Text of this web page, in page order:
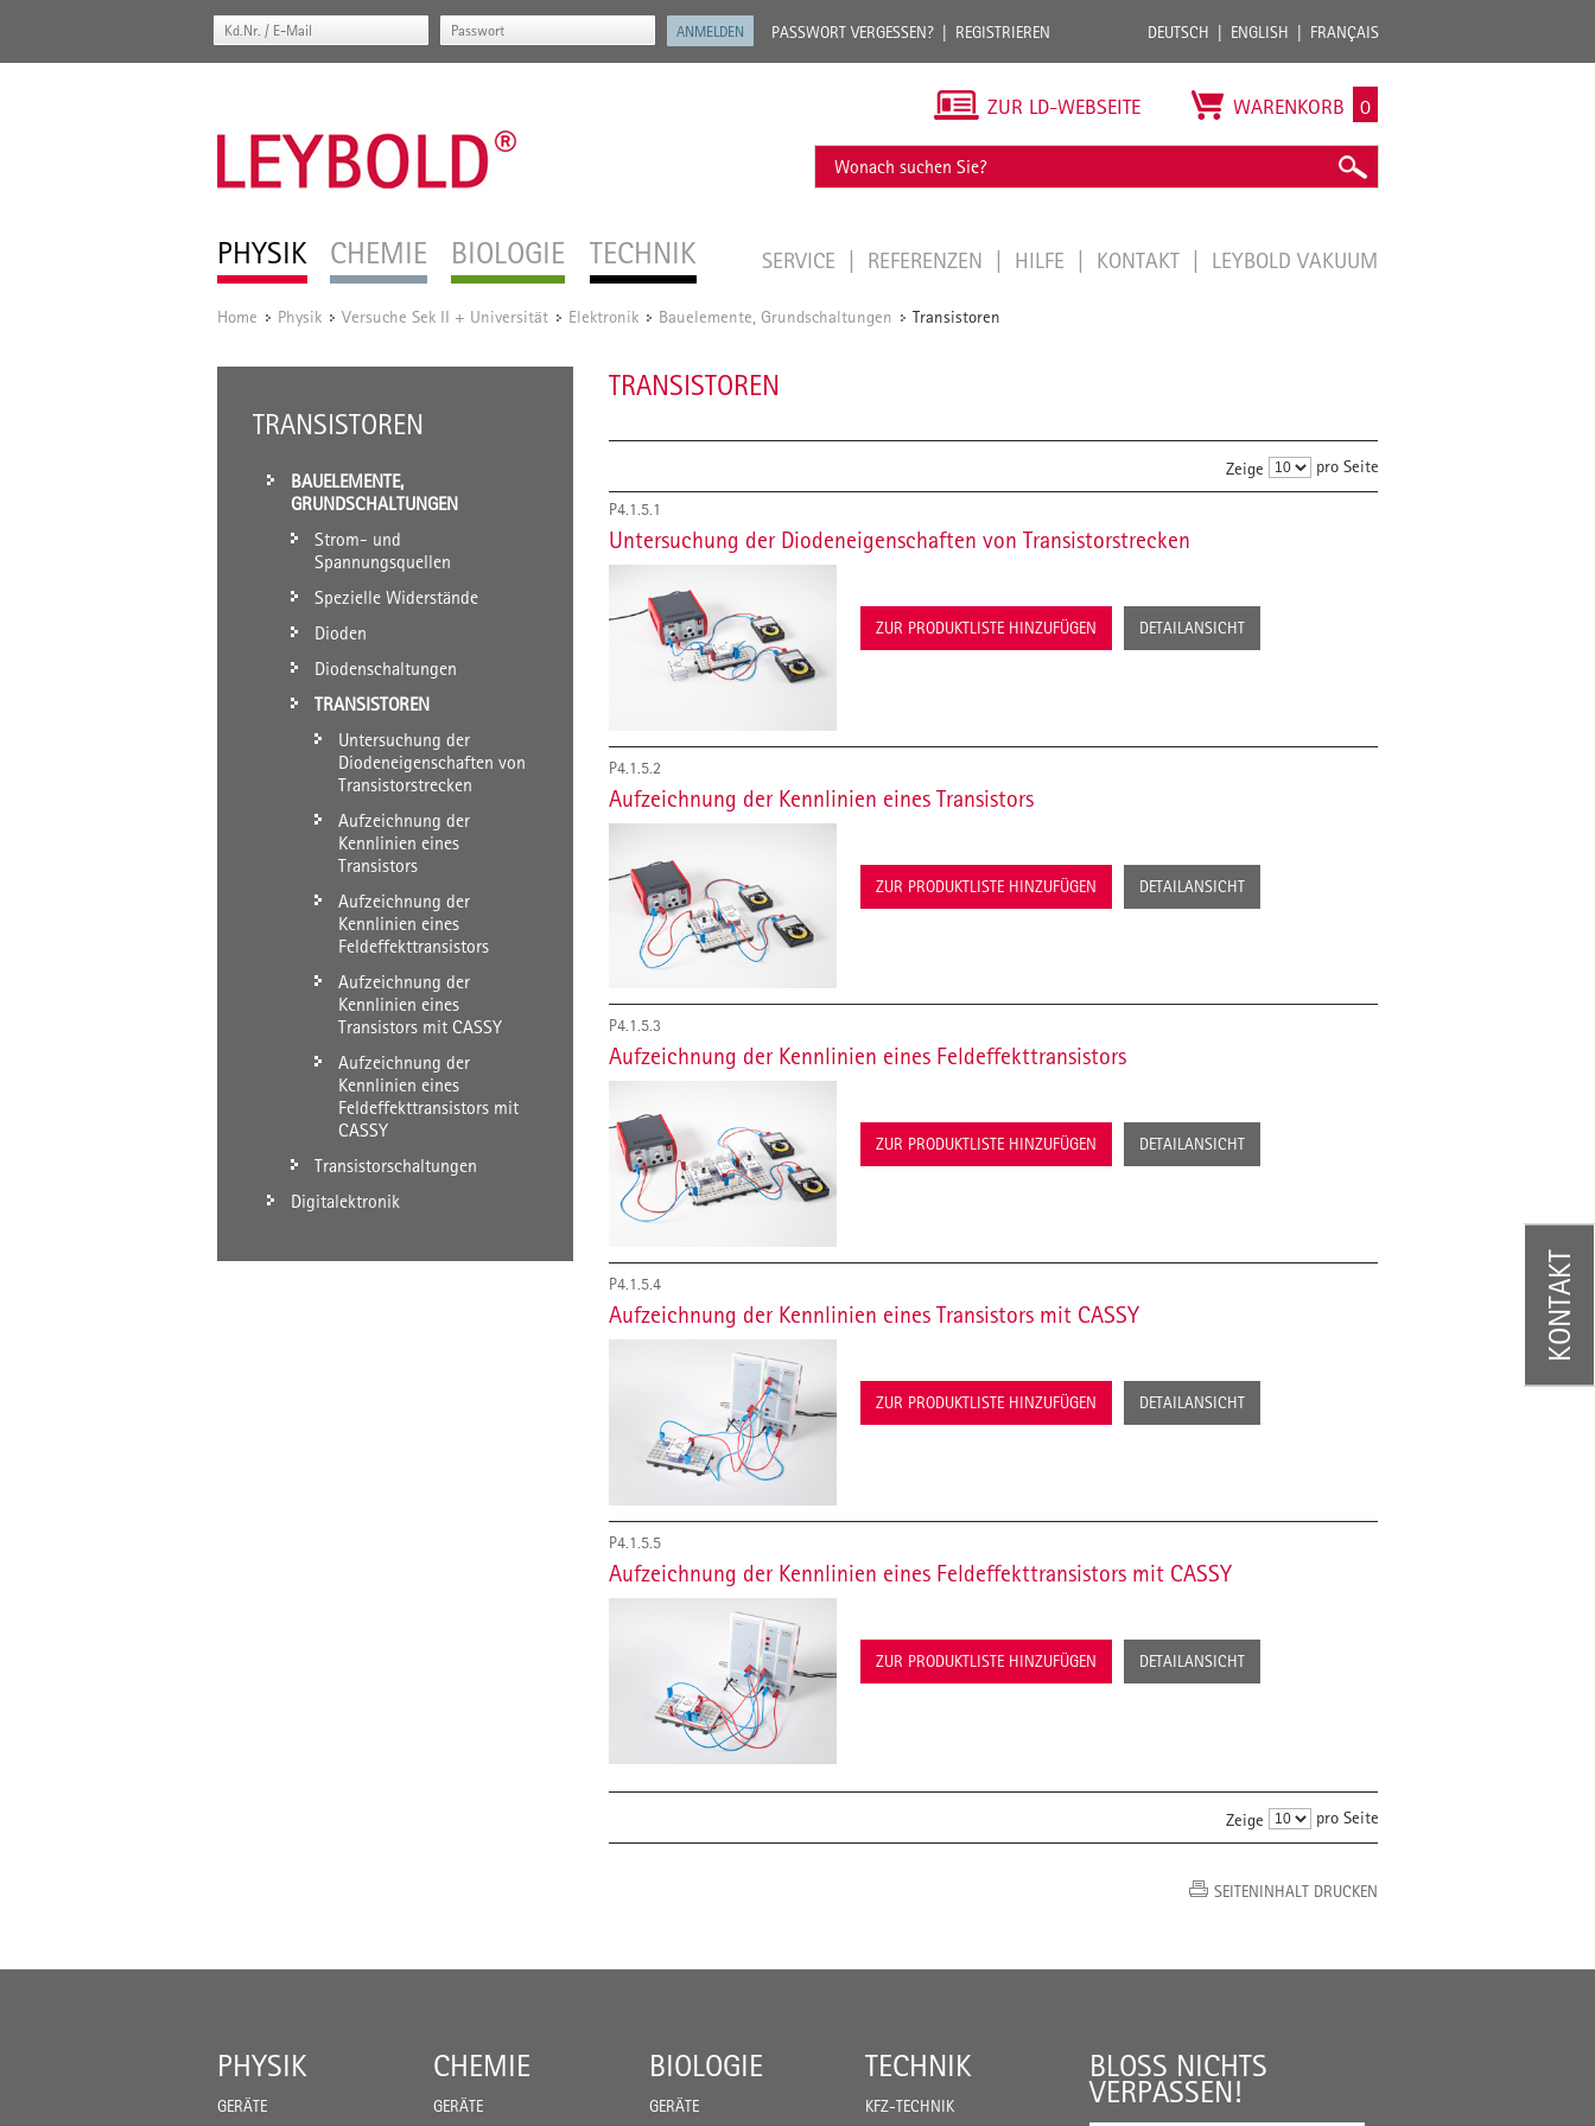
PASSWORT VERGESSEN? REGISTRIEREN DEUTSCH ENGLISH FRANÇAIS
PHYSIK CHEMIE BIOLOGIE TECHNIK
ZUR LD-WEBSEITE WARENKORB 0
SERVICE REFERENZEN HILFE KONTAKT LEYBOLD VAKUUM
Home / Physik / Versuche Sek II + Universität / Elektronik / Bauelemente, Grundschaltungen / Transistoren
TRANSISTOREN
BAUELEMENTE,
GRUNDSCHALTUNGEN
Strom- und
Spannungsquellen
Spezielle Widerstände
Dioden
Diodenschaltungen
TRANSISTOREN
Untersuchung der
Diodeneigenschaften von
Transistorstrecken
Aufzeichnung der
Kennlinien eines
Transistors
Aufzeichnung der
Kennlinien eines
Feldeffekttransistors
Aufzeichnung der
Kennlinien eines
Transistors mit CASSY
Aufzeichnung der
Kennlinien eines
Feldeffekttransistors mit
CASSY
Transistorschaltungen
Digitalektronik
TRANSISTOREN
Zeige pro Seite
P4.1.5.1
Untersuchung der Diodeneigenschaften von Transistorstrecken
ZUR PRODUKTLISTE HINZUFÜGEN DETAILANSICHT
P4.1.5.2
Aufzeichnung der Kennlinien eines Transistors
ZUR PRODUKTLISTE HINZUFÜGEN DETAILANSICHT
P4.1.5.3
Aufzeichnung der Kennlinien eines Feldeffekttransistors
ZUR PRODUKTLISTE HINZUFÜGEN DETAILANSICHT
P4.1.5.4
Aufzeichnung der Kennlinien eines Transistors mit CASSY
ZUR PRODUKTLISTE HINZUFÜGEN DETAILANSICHT
P4.1.5.5
Aufzeichnung der Kennlinien eines Feldeffekttransistors mit CASSY
ZUR PRODUKTLISTE HINZUFÜGEN DETAILANSICHT
Zeige pro Seite
SEITENINHALT DRUCKEN
PHYSIK
GERÄTE
CHEMIE
GERÄTE
BIOLOGIE
GERÄTE
TECHNIK
KFZ-TECHNIK
BLOSS NICHTS V
ERPASSEN!
KONTAKT